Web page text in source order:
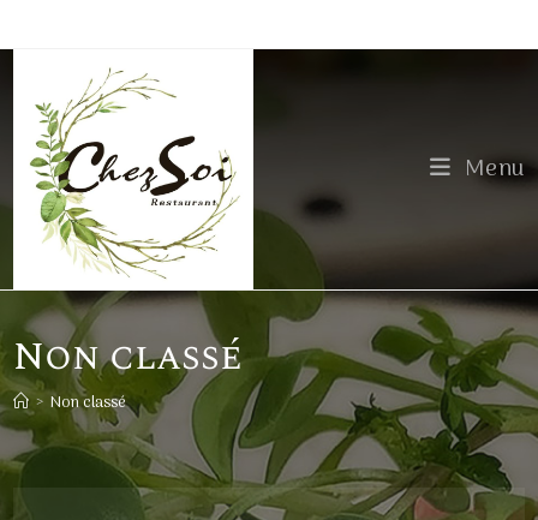
to
Menu
Non classé
> Non classé